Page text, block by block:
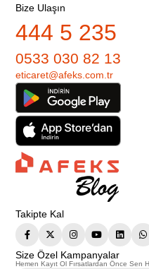
Bize Ulaşın
444 5 235
0533 030 82 13
eticaret@afeks.com.tr
Takipte Kal
Size Özel Kampanyalar
Hemen Kayıt Ol Fırsatlardan Önce Sen